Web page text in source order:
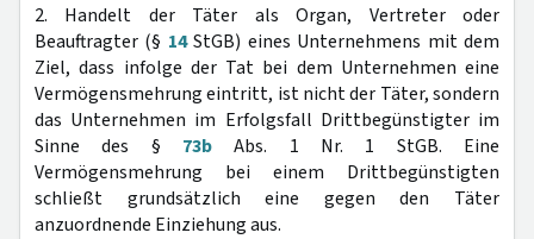
2. Handelt der Täter als Organ, Vertreter oder
Beauftragter (§ 14StGB) eines Unternehmens mit dem
Ziel, dass infolge der Tat bei dem Unternehmen eine
Vermögensmehrung eintritt, ist nicht der Täter, sondern
das Unternehmen im Erfolgsfall Drittbegünstigter im
Sinne des § 73b Abs. 1 Nr. 1 StGB. Eine
Vermögensmehrung bei einem Drittbegünstigten
schließt grundsätzlich eine gegen den Täter
anzuordnende Einziehung aus.